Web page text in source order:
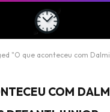
"O que aconteceu com Dalmi
COM